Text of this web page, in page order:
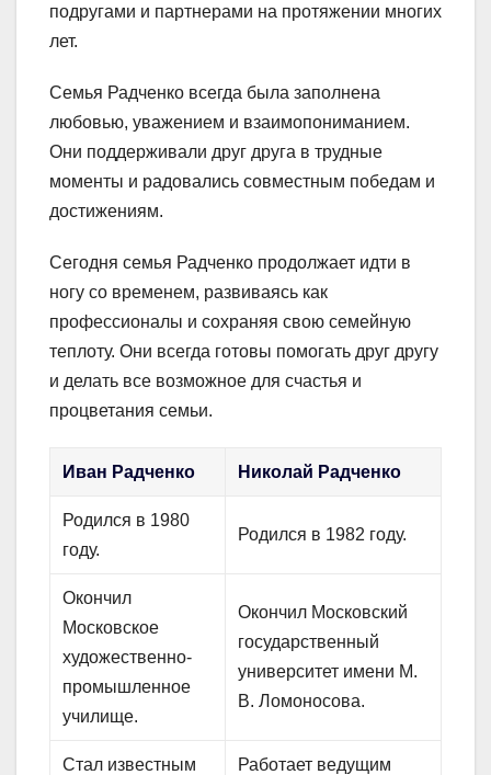
подругами и партнерами на протяжении многих
лет.
Семья Радченко всегда была заполнена
любовью, уважением и взаимопониманием.
Они поддерживали друг друга в трудные
моменты и радовались совместным победам и
достижениям.
Сегодня семья Радченко продолжает идти в
ногу со временем, развиваясь как
профессионалы и сохраняя свою семейную
теплоту. Они всегда готовы помогать друг другу
и делать все возможное для счастья и
процветания семьи.
Иван Радченко Николай Радченко
Родился в 1980
году.
Родился в 1982 году.
Окончил
Московское
художественно-
промышленное
училище.
Окончил Московский
государственный
университет имени М.
В. Ломоносова.
Стал известным
Работает ведущим